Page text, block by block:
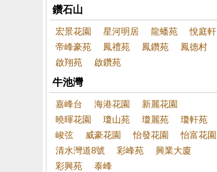
鑽石山
宏景花園 星河明居 龍蟠苑
悅庭軒
帝峰豪苑
鳳禮苑 鳳鑽苑
鳳德村
啟翔苑
啟鑽苑
牛池灣
嘉峰台 海港花園
新麗花園
曉暉花園
瓊山苑 瓊麗苑
瓊軒苑
峻弦
威豪花園 怡發花園
怡富花園
清水灣道8號
彩峰苑
興業大廈
彩興苑
泰峰